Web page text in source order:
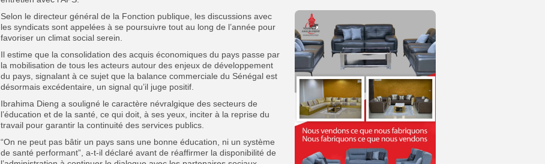
Selon le directeur général de la Fonction publique, les discussions avec
les syndicats sont appelées à se poursuivre tout au long de l’année pour
favoriser un climat social serein.
Il estime que la consolidation des acquis économiques du pays passe par
la mobilisation de tous les acteurs autour des enjeux de développement
du pays, signalant à ce sujet que la balance commerciale du Sénégal est
désormais excédentaire, un signal qu’il juge positif.
Ibrahima Dieng a souligné le caractère névralgique des secteurs de
l’éducation et de la santé, ce qui doit, à ses yeux, inciter à la reprise du
travail pour garantir la continuité des services publics.
“On ne peut pas bâtir un pays sans une bonne éducation, ni un système
de santé performant”, a-t-il déclaré avant de réaffirmer la disponibilité de